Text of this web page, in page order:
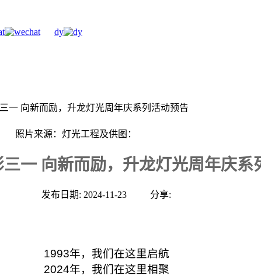
dy
一 向新而励，升龙灯光周年庆系列活动预告
片来源：灯光工程及供图：
三一 向新而励，升龙灯光周年庆系
发布日期: 2024-11-23 分享:
1993年，我们在这里启航
2024年，我们在这里相聚